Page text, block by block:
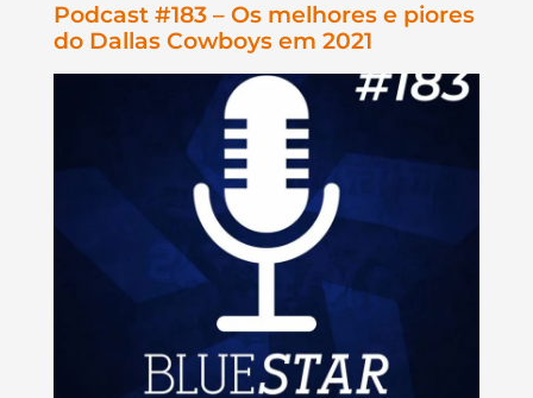
Podcast #183 – Os melhores e piores
do Dallas Cowboys em 2021